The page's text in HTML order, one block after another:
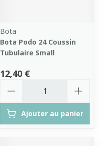
Bota
Bota Podo 24 Coussin
Tubulaire Small
12,40 €
Ajouter au panier